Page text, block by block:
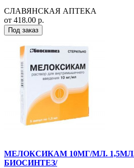
СЛАВЯНСКАЯ АПТЕКА
от 418.00 р.
Под заказ
МЕЛОКСИКАМ 10МГ/МЛ.
БИОСИНТЕЗ/